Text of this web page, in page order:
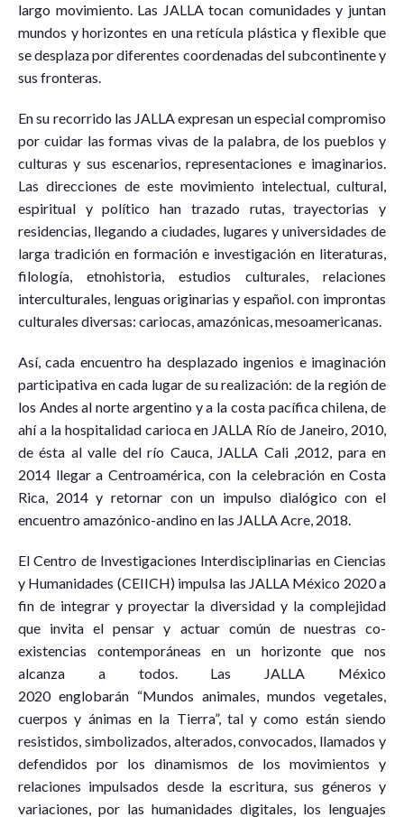
largo movimiento. Las JALLA tocan comunidades y juntan
mundos y horizontes en una retícula plástica y flexible que
se desplaza por diferentes coordenadas del subcontinente y
sus fronteras.
En su recorrido las JALLA expresan un especial compromiso
por cuidar las formas vivas de la palabra, de los pueblos y
culturas y sus escenarios, representaciones e imaginarios.
Las direcciones de este movimiento intelectual, cultural,
espiritual y político han trazado rutas, trayectorias y
residencias, llegando a ciudades, lugares y universidades de
larga tradición en formación e investigación en literaturas,
filología, etnohistoria, estudios culturales, relaciones
interculturales, lenguas originarias y español. con improntas
culturales diversas: cariocas, amazónicas, mesoamericanas.
Así, cada encuentro ha desplazado ingenios e imaginación
participativa en cada lugar de su realización: de la región de
los Andes al norte argentino y a la costa pacífica chilena, de
ahí a la hospitalidad carioca en JALLA Río de Janeiro, 2010,
de ésta al valle del río Cauca, JALLA Cali ,2012, para en
2014 llegar a Centroamérica, con la celebración en Costa
Rica, 2014 y retornar con un impulso dialógico con el
encuentro amazónico-andino en las JALLA Acre, 2018.
El Centro de Investigaciones Interdisciplinarias en Ciencias
y Humanidades (CEIICH) impulsa las JALLA México 2020 a
fin de integrar y proyectar la diversidad y la complejidad
que invita el pensar y actuar común de nuestras co-
existencias contemporáneas en un horizonte que nos
alcanza a todos. Las JALLA México
2020 englobarán “Mundos animales, mundos vegetales,
cuerpos y ánimas en la Tierra”, tal y como están siendo
resistidos, simbolizados, alterados, convocados, llamados y
defendidos por los dinamismos de los movimientos y
relaciones impulsados desde la escritura, sus géneros y
variaciones, por las humanidades digitales, los lenguajes